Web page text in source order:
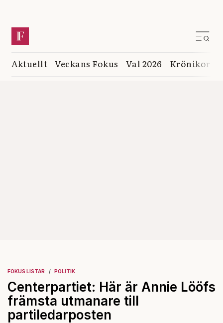
Aktuellt Veckans Fokus Val 2026 Krönikor
FOKUS LISTAR POLITIK
Centerpartiet: Här är Annie Lööfs
främsta utmanare till
partiledarposten